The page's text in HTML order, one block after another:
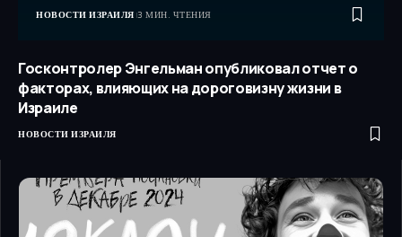
НОВОСТИ ИЗРАИЛЯ 3 МИН. ЧТЕНИЯ
Госконтролер Энгельман опубликовал отчет о
факторах, влияющих на дороговизну жизни в
Израиле
НОВОСТИ ИЗРАИЛЯ